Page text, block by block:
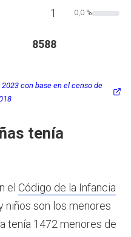
1 0,0 %
8588
con base en el censo de
tenía
el Código de la Infancia
niños son los menores
tenía 1472 menores de